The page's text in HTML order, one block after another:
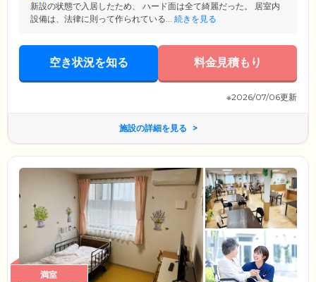
新設の状態で入居したため、 ハード面は全て綺麗だった。 居室内
設備は、法律に則って作られている... 続きを見る
空き状況を知る 料金見積もり
※2026/07/06更新
施設の詳細を見る
満室